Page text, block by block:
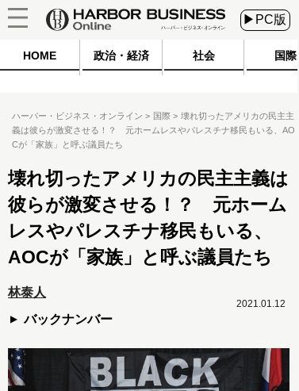
▶PC版
HOME 政治・経済 社会 国際
ハーバー・ビジネス・オンライン 国際
壊れ切ったアメリカの民主主
義は彼らが激変させる！？ 元ホームレスやパレスチナ移民もいる、AO
Cが「家族」と呼ぶ議員たち
壊れ切ったアメリカの民主主義は
彼らが激変させる！？ 元ホーム
レスやパレスチナ移民もいる、
AOCが「家族」と呼ぶ議員たち
林泰人
バックナンバー
2021.01.12